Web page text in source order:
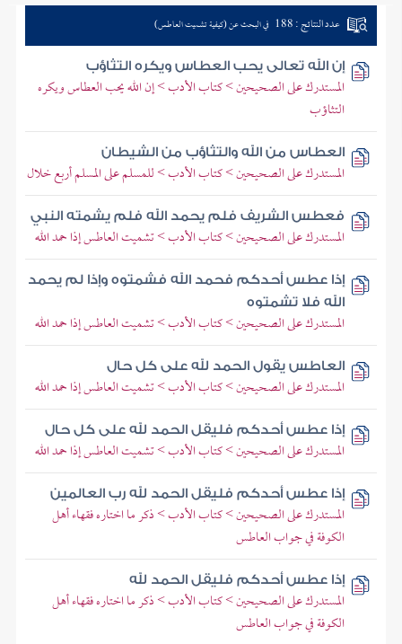
عدد النتائج : 188 في البحث عن (كيفية تشميت العاطس)
إن الله تعالى يحب العطاس ويكره التثاؤب
المستدرك على الصحيحين > كتاب الأدب > إن الله يحب العطاس ويكره
التثاؤب
العطاس من الله والتثاؤب من الشيطان
المستدرك على الصحيحين > كتاب الأدب > للمسلم على المسلم أربع خلال
فعطس الشريف فلم يحمد الله فلم يشمته النبي
المستدرك على الصحيحين > كتاب الأدب > تشميت العاطس إذا حمد الله
إذا عطس أحدكم فحمد الله فشمتوه وإذا لم يحمد
الله فلا تشمتوه
المستدرك على الصحيحين > كتاب الأدب > تشميت العاطس إذا حمد الله
العاطس يقول الحمد لله على كل حال
المستدرك على الصحيحين > كتاب الأدب > تشميت العاطس إذا حمد الله
إذا عطس أحدكم فليقل الحمد لله على كل حال
المستدرك على الصحيحين > كتاب الأدب > تشميت العاطس إذا حمد الله
إذا عطس أحدكم فليقل الحمد لله رب العالمين
المستدرك على الصحيحين > كتاب الأدب > ذكر ما اختاره فقهاء أهل
الكوفة في جواب العاطس
إذا عطس أحدكم فليقل الحمد لله
المستدرك على الصحيحين > كتاب الأدب > ذكر ما اختاره فقهاء أهل
الكوفة في جواب العاطس